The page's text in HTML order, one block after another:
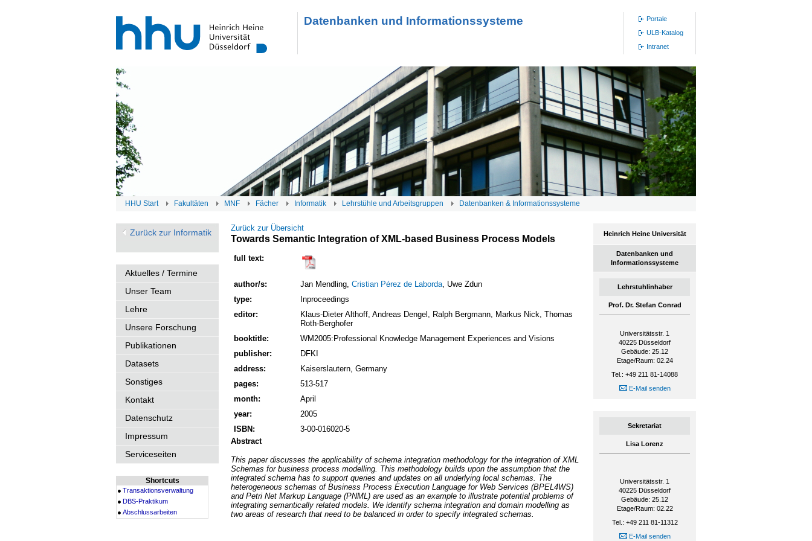
Datenbanken und Informationssysteme
Portale
ULB-Katalog
Intranet
HHU Start Fakultäten MNF Fächer Informatik Lehrstühle und Arbeitsgruppen Datenbanken & Informationssysteme
Zurück zur Informatik
Aktuelles / Termine
Unser Team
Lehre
Unsere Forschung
Publikationen
Datasets
Sonstiges
Kontakt
Datenschutz
Impressum
Serviceseiten
Shortcuts
Transaktionsverwaltung
DBS-Praktikum
Abschlussarbeiten
Zurück zur Übersicht
Towards Semantic Integration of XML-based Business Process Models
full text:
author/s: Jan Mendling, Cristian Pérez de Laborda, Uwe Zdun
type:
Inproceedings
editor:
Klaus-Dieter Althoff, Andreas Dengel, Ralph Bergmann, Markus Nick, Thomas
Roth-Berghofer
booktitle:
WM2005:Professional Knowledge Management Experiences and Visions
publisher:
DFKI
address:
Kaiserslautern, Germany
pages:
513-517
month:
April
year:
2005
ISBN:
3-00-016020-5
Abstract
This paper discusses the applicability of schema integration methodology for the integration of XML
Schemas for business process modelling. This methodology builds upon the assumption that the
integrated schema has to support queries and updates on all underlying local schemas. The
heterogeneous schemas of Business Process Execution Language for Web Services (BPEL4WS)
and Petri Net Markup Language (PNML) are used as an example to illustrate potential problems of
integrating semantically related models. We identify schema integration and domain modelling as
two areas of research that need to be balanced in order to specify integrated schemas.
Heinrich Heine Universität
Datenbanken und
Informationssysteme
Lehrstuhlinhaber
Prof. Dr. Stefan Conrad
Universitätsstr. 1
40225 Düsseldorf
Gebäude: 25.12
Etage/Raum: 02.24
Tel.: +49 211 81-14088
E-Mail senden
Sekretariat
Lisa Lorenz
Universitätsstr. 1
40225 Düsseldorf
Gebäude: 25.12
Etage/Raum: 02.22
Tel.: +49 211 81-11312
E-Mail senden